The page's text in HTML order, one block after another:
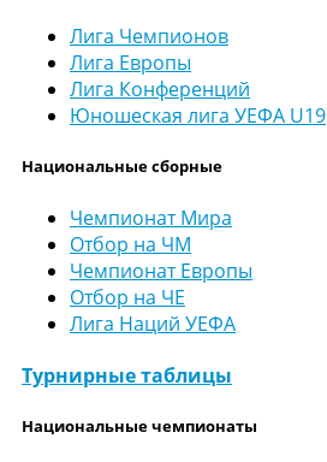
Лига Чемпионов
Лига Европы
Лига Конференций
Юношеская лига УЕФА U19
Национальные сборные
Чемпионат Мира
Отбор на ЧМ
Чемпионат Европы
Отбор на ЧЕ
Лига Наций УЕФА
Турнирные таблицы
Национальные чемпионаты